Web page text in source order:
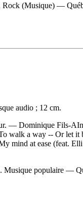
(Musique) —
audio ; 12 cm.
— Dominique Fils-
walk a way -- Or let it
mind at ease (feat.
populaire —